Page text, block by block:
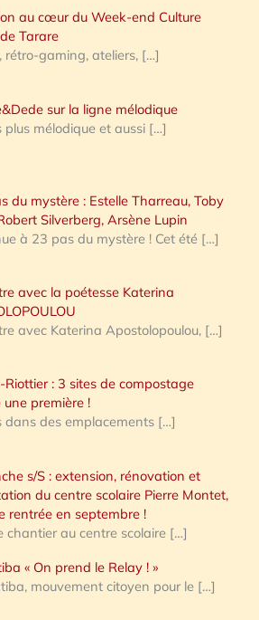
au cœur du Week-end Culture
Tarare
rétro-gaming, ateliers, […]
sur la ligne mélodique
plus mélodique et aussi […]
du mystère : Estelle Tharreau, Toby
Silverberg, Arsène Lupin
à 23 pas du mystère ! Cet été […]
avec la poétesse Katerina
avec Katerina Apostolopoulou, […]
Riottier : 3 sites de compostage
première !
dans des emplacements […]
s/S : extension, rénovation et
du centre scolaire Pierre Montet,
rentrée en septembre !
chantier au centre scolaire […]
« On prend le Relay ! »
mouvement citoyen pour le […]